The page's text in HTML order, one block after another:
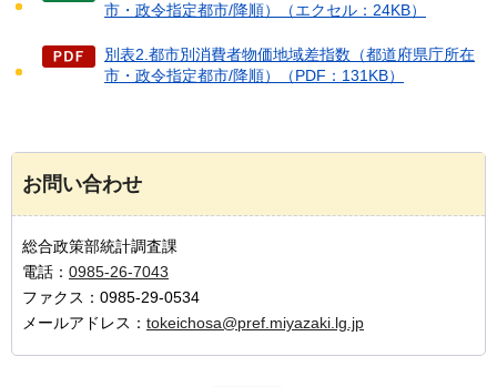
市・政令指定都市/降順）（エクセル：24KB）
別表2.都市別消費者物価地域差指数（都道府県庁所在
市・政令指定都市/降順）（PDF：131KB）
お問い合わせ
総合政策部統計調査課
電話： 0985-26-7043
ファクス：0985-29-0534
メールアドレス： tokeichosa@pref.miyazaki.lg.jp